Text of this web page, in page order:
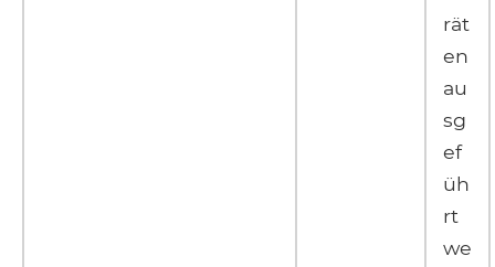
rät
en
au
sg
ef
üh
rt
we